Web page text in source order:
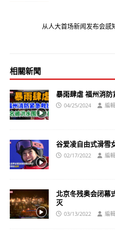
从人大首场新闻发布会感
相關新聞
暴雨肆虐 福州消
04/25/2024 編
谷爱凌自由式滑雪
02/17/2022 編
北京冬残奥会闭幕
灭
03/13/2022 編